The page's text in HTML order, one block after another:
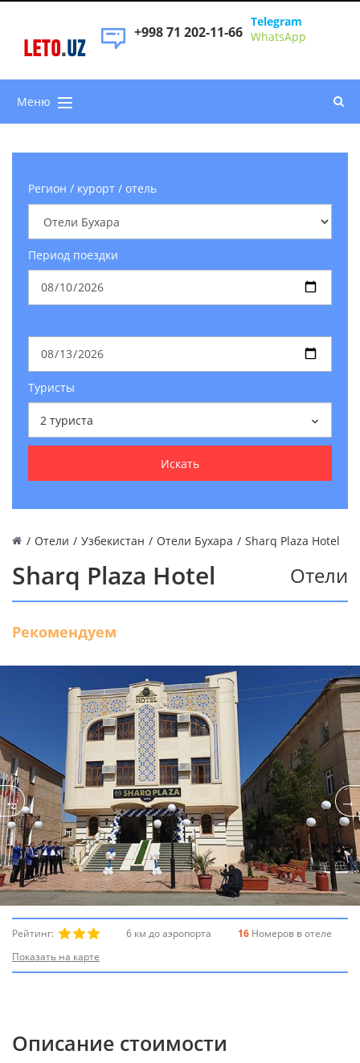
LETO.UZ
+998 71 202-11-66
Telegram
WhatsApp
Меню
Регион / курорт / отель
Период поездки
Туристы
2 туриста
Искать
/ Отели / Узбекистан / Отели Бухара / Sharq Plaza Hotel
Sharq Plaza Hotel Отели
Рекомендуем
Рейтинг: 6 км до аэропорта 16 Номеров в отеле
Показать на карте
Описание стоимости